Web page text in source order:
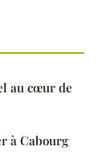
au cœur de
à Cabourg